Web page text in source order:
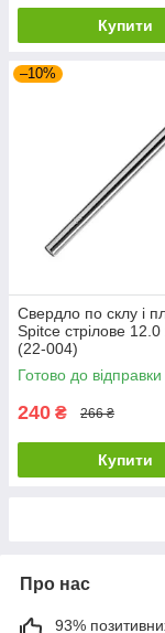
Купити
–10%
Свердло по склу і
Spitce стрілове
(22-004)
Готово до відправки
240 ₴ 266 ₴
Купити
Про нас
93%